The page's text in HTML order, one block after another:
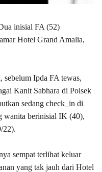
inisial FA (52)
Hotel Grand Amalia,
sebelum Ipda FA tewas,
Kanit Sabhara di Polsek
sedang check_in di
wanita berinisial IK (40),
22).
sempat terlihat keluar
yang tak jauh dari Hotel